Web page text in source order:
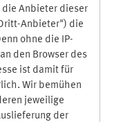
die Anbieter dieser
Anbieter") die
ohne die IP-
den Browser des
ist damit für
Wir bemühen
jeweilige
der